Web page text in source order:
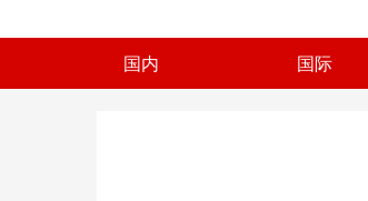
国内 国际